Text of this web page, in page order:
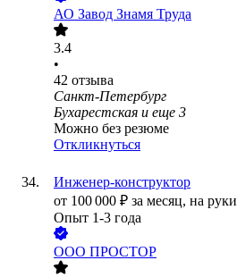
АО Завод Знамя Труда
3.4
•
42 отзыва
Санкт-Петербург
Бухарестская и еще 3
Можно без резюме
Откликнуться
Инженер-конструктор
от 100 000 ₽ за месяц, на руки
Опыт 1-3 года
ООО ПРОСТОР